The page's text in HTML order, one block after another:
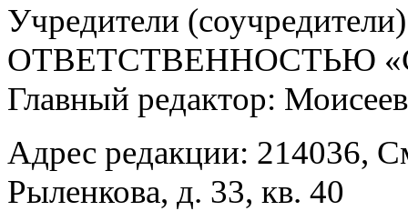
Учредители
ОТВЕТСТВЕННОСТЬЮ
Главный редактор:
Адрес редакции: 214036,
Рыленкова, д. 33, кв. 40